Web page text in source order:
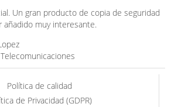
Un gran producto de copia de seguridad
añadido muy interesante.
Política de calidad
de Privacidad (GDPR)